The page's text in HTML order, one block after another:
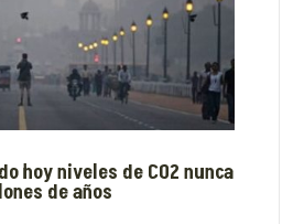
hoy niveles de CO2 nunca
de años